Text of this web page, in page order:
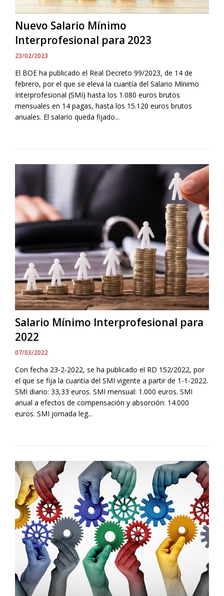
Nuevo Salario Mínimo
Interprofesional para 2023
23/02/2023
El BOE ha publicado el Real Decreto 99/2023, de 14 de
febrero, por el que se eleva la cuantía del Salario Mínimo
Interprofesional (SMI) hasta los 1.080 euros brutos
mensuales en 14 pagas, hasta los 15.120 euros brutos
anuales. El salario queda fijado...
Salario Mínimo Interprofesional para
2022
07/03/2022
Con fecha 23-2-2022, se ha publicado el RD 152/2022, por
el que se fija la cuantía del SMI vigente a partir de 1-1-2022.
SMI diario: 33,33 euros. SMI mensual: 1.000 euros. SMI
anual a efectos de compensación y absorción: 14.000
euros. SMI jornada leg...